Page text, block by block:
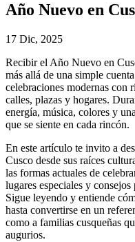
Año Nuevo en
17 Dic, 2025
Recibir el Año Nuevo en
más allá de una simple
celebraciones modernas con
calles, plazas y hogares.
energía, música, colores y
que se siente en cada rincón.
En este artículo te invito a
Cusco desde sus raíces
las formas actuales de
lugares especiales y
Sigue leyendo y entiende
hasta convertirse en un
como a familias cusqueñas
augurios.